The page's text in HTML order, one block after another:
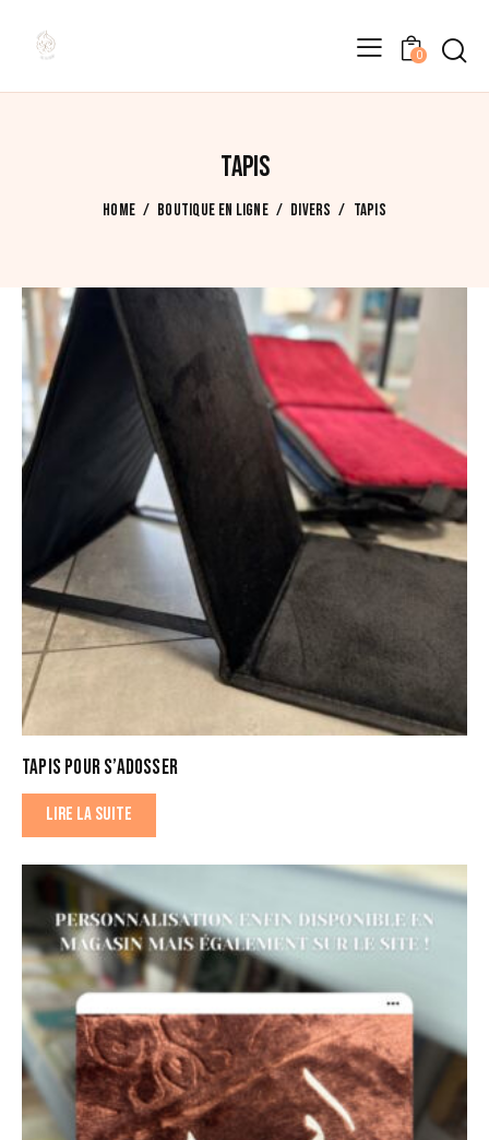
0
TAPIS
HOME BOUTIQUE EN LIGNE DIVERS TAPIS
du
ancien
TAPIS POUR S’ADOSSER
LIRE LA SUITE